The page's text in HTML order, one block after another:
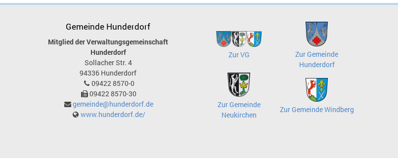
Gemeinde Hunderdorf
Mitglied der Verwaltungsgemeinschaft
Hunderdorf
Sollacher Str. 4
94336 Hunderdorf
09422 8570-0
09422 8570-30
gemeinde@hunderdorf.de
www.hunderdorf.de/
Zur VG
Zur Gemeinde
Hunderdorf
Zur Gemeinde
Neukirchen
Zur Gemeinde Windberg